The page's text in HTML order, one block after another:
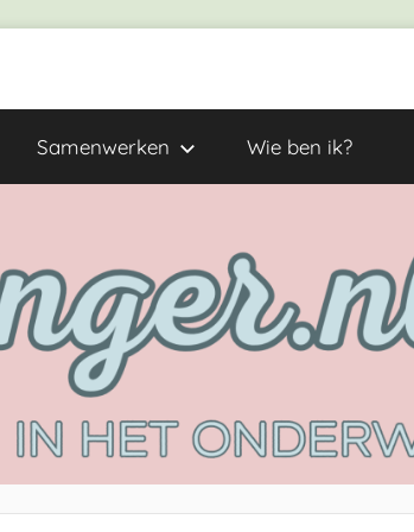
Samenwerken Wie ben ik?